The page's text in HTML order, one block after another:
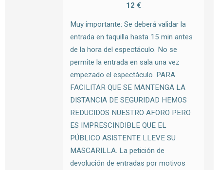
12 €
Muy importante: Se deberá validar la
entrada en taquilla hasta 15 min antes
de la hora del espectáculo. No se
permite la entrada en sala una vez
empezado el espectáculo. PARA
FACILITAR QUE SE MANTENGA LA
DISTANCIA DE SEGURIDAD HEMOS
REDUCIDOS NUESTRO AFORO PERO
ES IMPRESCINDIBLE QUE EL
PÚBLICO ASISTENTE LLEVE SU
MASCARILLA. La petición de
devolución de entradas por motivos